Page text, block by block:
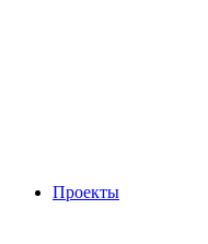
Проекты